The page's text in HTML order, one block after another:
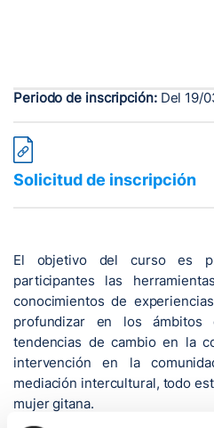
Periodo de inscripción:Del 19/
Solicitud de inscripción
El objetivo del curso es
participantes las
conocimientos de
profundizar en los
tendencias de cambio en la
intervención en la
mediación intercultural, todo
mujer gitana.